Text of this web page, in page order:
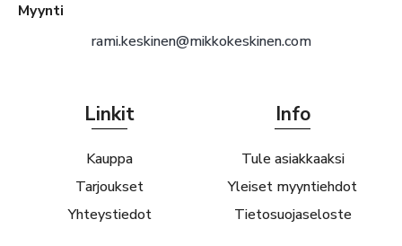
Myynti
rami.keskinen@mikkokeskinen.com
Linkit
Kauppa
Tarjoukset
Yhteystiedot
Info
Tule asiakkaaksi
Yleiset myyntiehdot
Tietosuojaseloste